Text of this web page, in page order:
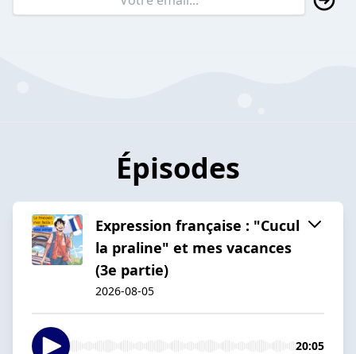
Épisodes
Expression française : "Cucul
la praline" et mes vacances
(3e partie)
2026-08-05
20:05